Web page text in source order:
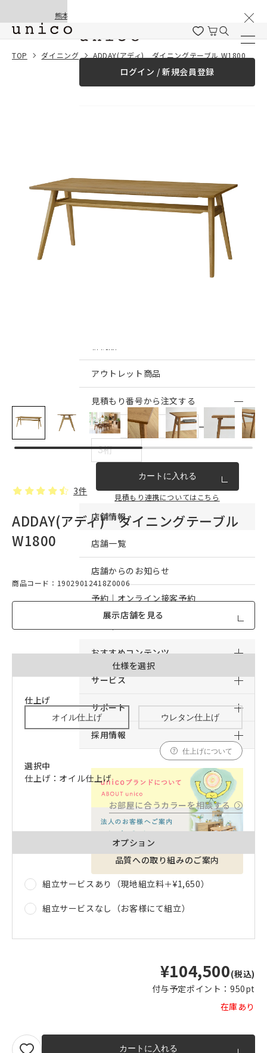
熊本地震の影響による配送遅延と停止について
ログイン / 新規会員登録
カーテン
アウトレット商品
見積もり番号から注文する
ー
カートに入れる
見積もり連携についてはこちら
店舗情報
店舗一覧
店舗からのお知らせ
予約｜オンライン接客予約
おすすめコンテンツ
サービス
サポート
採用情報
品質への取り組みのご案内
TOP ダイニング ADDAY(アディ) ダイニングテーブル W1800
一緒に購入する
3件
ADDAY(アディ) ダイニングテーブル
W1800
商品コード：19029012418Z0006
展示店舗を見る
仕様を選択
仕上げ
オイル仕上げ ウレタン仕上げ
仕上げについて
選択中
仕上げ：オイル仕上げ
お部屋に合うカラーを相談する
オプション
組立サービスあり（現地組立料＋¥1,650）
組立サービスなし（お客様にて組立）
¥104,500(税込)
付与予定ポイント： 950pt
在庫あり
カートに入れる